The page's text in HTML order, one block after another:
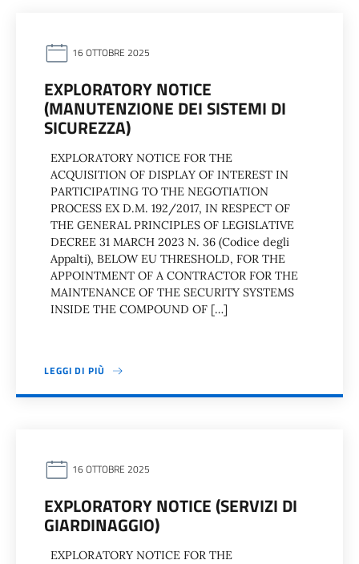
16 OTTOBRE 2025
EXPLORATORY NOTICE
(MANUTENZIONE DEI SISTEMI DI
SICUREZZA)
EXPLORATORY NOTICE FOR THE
ACQUISITION OF DISPLAY OF INTEREST IN
PARTICIPATING TO THE NEGOTIATION
PROCESS EX D.M. 192/2017, IN RESPECT OF
THE GENERAL PRINCIPLES OF LEGISLATIVE
DECREE 31 MARCH 2023 N. 36 (Codice degli
Appalti), BELOW EU THRESHOLD, FOR THE
APPOINTMENT OF A CONTRACTOR FOR THE
MAINTENANCE OF THE SECURITY SYSTEMS
INSIDE THE COMPOUND OF […]
LEGGI DI PIÙ
16 OTTOBRE 2025
EXPLORATORY NOTICE (SERVIZI DI
GIARDINAGGIO)
EXPLORATORY NOTICE FOR THE